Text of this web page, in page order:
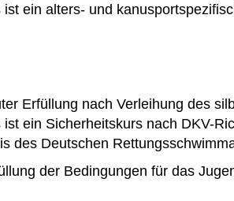
ein alters- und
Erfüllung nach Verleihung des
ein Sicherheitskurs nach DKV-
des Deutschen
der Bedingungen für das